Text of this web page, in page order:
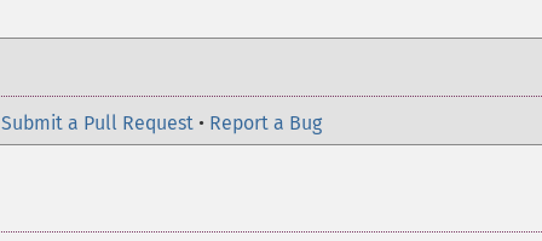
Submit a Pull Request • Report a Bug